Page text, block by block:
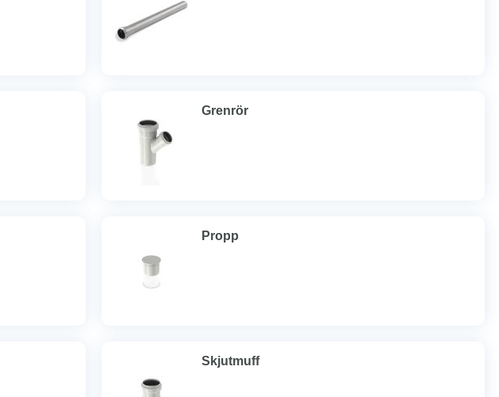
Grenrör
Propp
Skjutmuff